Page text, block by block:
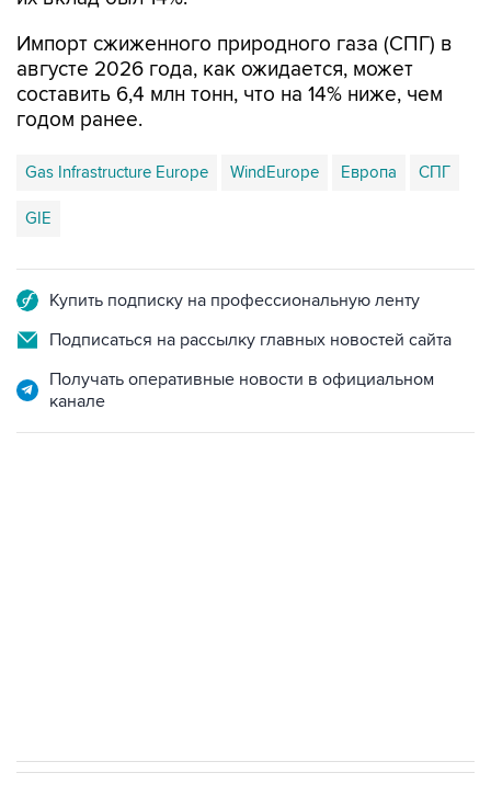
Импорт сжиженного природного газа (СПГ) в
августе 2026 года, как ожидается, может
составить 6,4 млн тонн, что на 14% ниже, чем
годом ранее.
Gas Infrastructure Europe WindEurope Европа СПГ
GIE
Купить подписку на профессиональную ленту
Подписаться на рассылку главных новостей сайта
Получать оперативные новости в официальном
канале